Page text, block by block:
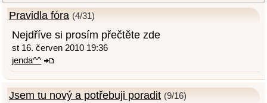
Pravidla fóra (4/31)
Nejdříve si prosím přečtěte zde
st 16. červen 2010 19:36
jenda^^
Jsem tu nový a potřebuji poradit (9/16)